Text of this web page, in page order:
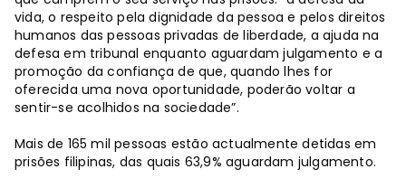
vida, o respeito pela dignidade da pessoa e pelos direitos
humanos das pessoas privadas de liberdade, a ajuda na
defesa em tribunal enquanto aguardam julgamento e a
promoção da confiança de que, quando lhes for
oferecida uma nova oportunidade, poderão voltar a
sentir-se acolhidos na sociedade”.
Mais de 165 mil pessoas estão actualmente detidas em
prisões filipinas, das quais 63,9% aguardam julgamento.